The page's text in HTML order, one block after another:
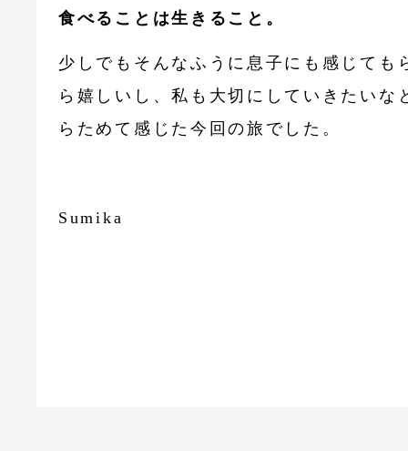
食べることは生きること。
少しでもそんなふうに息子にも感じても
ら嬉しいし、私も大切にしていきたいな
らためて感じた今回の旅でした。
Sumika